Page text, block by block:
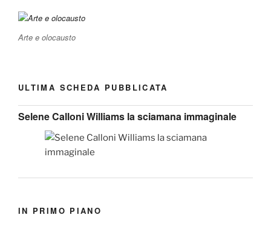
Arte e olocausto
ULTIMA SCHEDA PUBBLICATA
Selene Calloni Williams la sciamana immaginale
IN PRIMO PIANO